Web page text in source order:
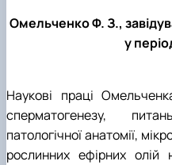
Омельченко Ф. З.,
у
Наукові праці
сперматогенезу,
патологічної анатомії,
рослинних ефірних олій